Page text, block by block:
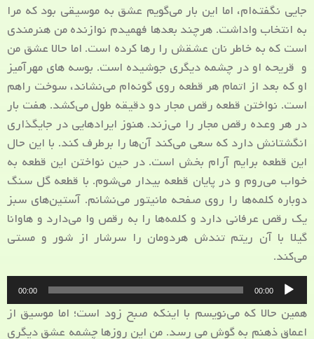
جایی نگفته‌ام، اما این بار می‌گویم عشق به موسیقی بود که مرا
به انتخاب واداشت. هرچند بعدها فهمیدم نوازنده من هنرمندی
است که به خاطر نان عشقش را رها کرده است. اما حالا عشق من
و قریحه او در چشمه دیگری جوشیده است. بوسه های مهرآمیز
او که بعد از اتمام هر قطعه روی گونه‌ام می‌نشاند، سوخت راهم
است. نواختن قطعه رقص مجار دو دقیقه طول می‌کشد. هفت بار
در هر وعده رقص مجار را می‌زند. هنوز ایرادهایی در جایگذاری
انگشتانش دارد که سعی می‌کند آن‌ها را برطرف کند. با این حال
این قطعه برایم آرام بخش است. در حین نواختن این قطعه به
خواب می‌روم و در پایان قطعه بیدار می‌شوم. با قطعه گل سنگ
دوباره کلمه‌ها را روی صفحه مانیتور می‌نشانم. آستین‌های سبز
یک رقص عرفانی دارد و کلمه‌ها را به رقص وا می‌دارد و هاوانا
گیلا با آن ریتم تندش هردومان را سرشار از شور و مستی
می‌کند.
پخش‌کننده
صوت
00:00
00:00
همین حالا که می‌نویسم با اینکه صبح زود است؛ اما موسیق از
اعماق ذهنم به گوش می رسد. من این روزها چشمه عشق دیگری